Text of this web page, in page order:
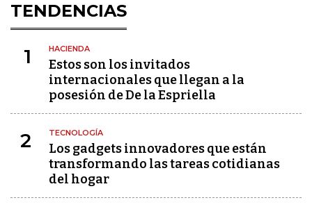
TENDENCIAS
1 HACIENDA
Estos son los invitados
internacionales que llegan a la
posesión de De la Espriella
2 TECNOLOGÍA
Los gadgets innovadores que están
transformando las tareas cotidianas
del hogar